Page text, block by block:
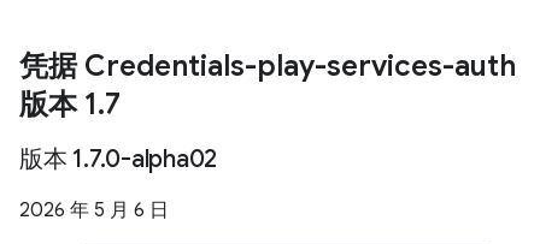
凭据 Credentials-play-services-auth
版本 1.7
版本 1.7.0-alpha02
2026 年 5 月 6 日